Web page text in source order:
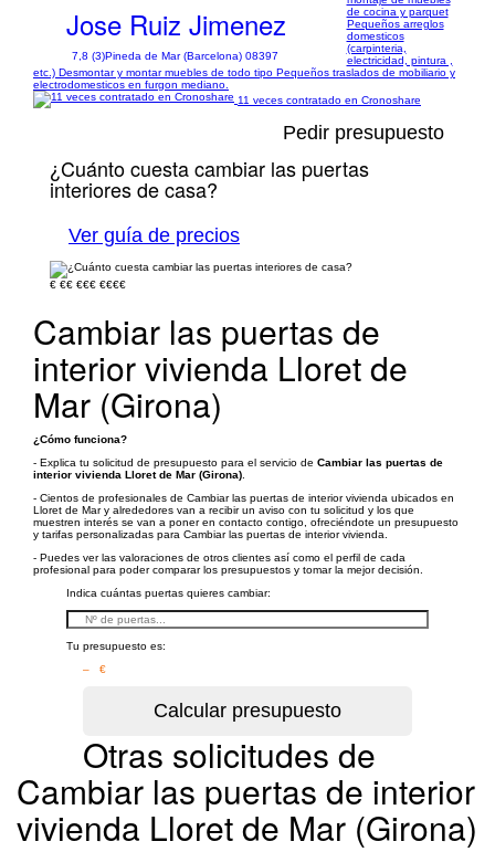
Jose Ruiz Jimenez
7,8 (3)Pineda de Mar (Barcelona) 08397
de cocina y parquet
Pequeños arreglos
domesticos
(carpinteria,
electricidad, pintura ,
etc.) Desmontar y montar muebles de todo tipo Pequeños traslados de mobiliario y
electrodomesticos en furgon mediano.
11 veces contratado en Cronoshare
Pedir presupuesto
¿Cuánto cuesta cambiar las puertas
interiores de casa?
Ver guía de precios
€ €€ €€€ €€€€
Cambiar las puertas de
interior vivienda Lloret de
Mar (Girona)
¿Cómo funciona?
- Explica tu solicitud de presupuesto para el servicio de Cambiar las puertas de
interior vivienda Lloret de Mar (Girona)
- Cientos de profesionales de Cambiar las puertas de interior vivienda ubicados en
Lloret de Mar y alrededores van a recibir un aviso con tu solicitud y los que
muestren interés se van a poner en contacto contigo, ofreciéndote un presupuesto
y tarifas personalizadas para Cambiar las puertas de interior vivienda.
- Puedes ver las valoraciones de otros clientes así como el perfil de cada
profesional para poder comparar los presupuestos y tomar la mejor decisión.
Indica cuántas puertas quieres cambiar:
Tu presupuesto es:
– €
Otras solicitudes de
Cambiar las puertas de interior
vivienda Lloret de Mar (Girona)